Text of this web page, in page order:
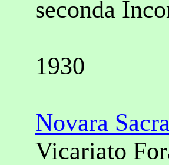
seconda
1930
Novara
Vicariato